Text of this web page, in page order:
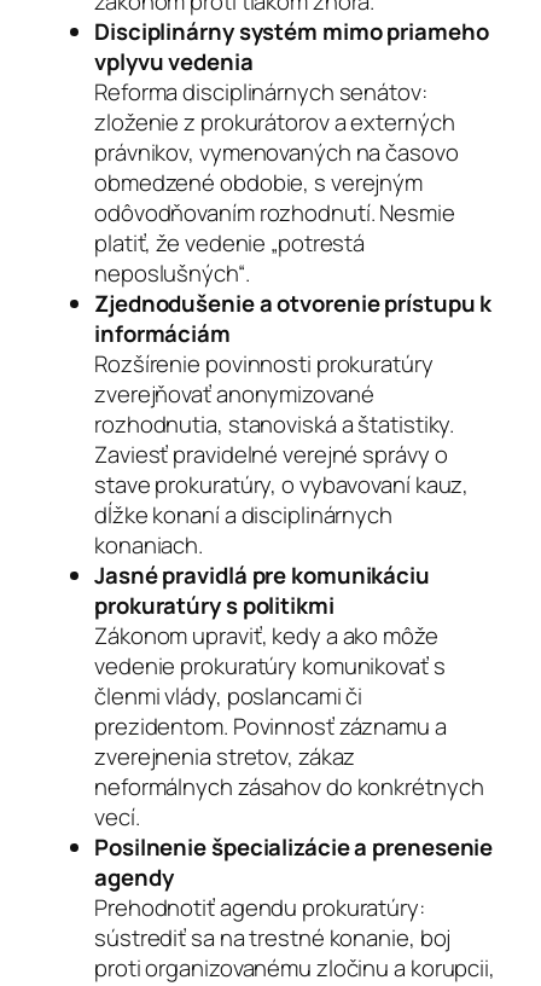
Disciplinárny systém mimo priameho
vplyvu vedenia
Reforma disciplinárnych senátov:
zloženie z prokurátorov a externých
právnikov, vymenovaných na časovo
obmedzené obdobie, s verejným
odôvodňovaním rozhodnutí. Nesmie
platiť, že vedenie „potrestá
neposlušných“.
Zjednodušenie a otvorenie prístupu k
informáciám
Rozšírenie povinnosti prokuratúry
zverejňovať anonymizované
rozhodnutia, stanoviská a štatistiky.
Zaviesť pravidelné verejné správy o
stave prokuratúry, o vybavovaní kauz,
dĺžke konaní a disciplinárnych
konaniach.
Jasné pravidlá pre komunikáciu
prokuratúry s politikmi
Zákonom upraviť, kedy a ako môže
vedenie prokuratúry komunikovať s
členmi vlády, poslancami či
prezidentom. Povinnosť záznamu a
zverejnenia stretov, zákaz
neformálnych zásahov do konkrétnych
vecí.
Posilnenie špecializácie a prenesenie
agendy
Prehodnotiť agendu prokuratúry:
sústrediť sa na trestné konanie, boj
proti organizovanému zločinu a korupcii,